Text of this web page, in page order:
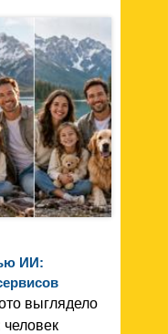
ИИ:
выглядело
человек